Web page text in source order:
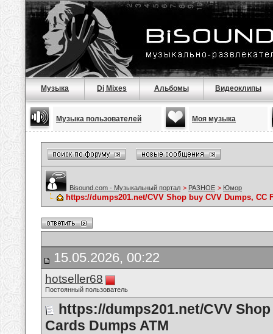
Музыка Dj Mixes Альбомы Видеоклипы
Музыка пользователей Моя музыка
Bisound.com - Музыкальный портал > РАЗНОЕ > Юмор
https://dumps201.net/CVV Shop buy CVV Dumps, CC
15.05.2026, 00:22
hotseller68
Постоянный пользователь
https://dumps201.net/CVV
Cards Dumps ATM